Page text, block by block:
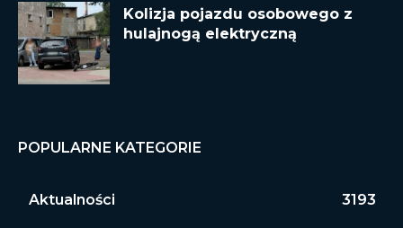
Kolizja pojazdu osobowego z
hulajnogą elektryczną
POPULARNE KATEGORIE
Aktualności 3193